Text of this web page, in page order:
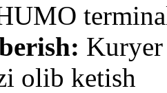
olib ketish